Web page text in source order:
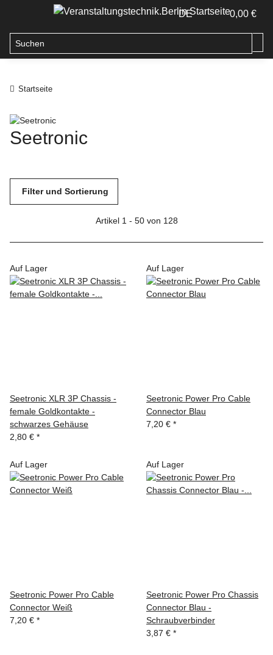
DE 0,00 €
Startseite
Seetronic
Filter und Sortierung
Artikel 1 - 50 von 128
Auf Lager
Seetronic XLR 3P Chassis -
female Goldkontakte -
schwarzes Gehäuse
2,80 € *
Auf Lager
Seetronic Power Pro Cable
Connector Blau
7,20 € *
Auf Lager
Seetronic Power Pro Cable
Connector Weiß
7,20 € *
Auf Lager
Seetronic Power Pro Chassis
Connector Blau -
Schraubverbinder
3,87 € *